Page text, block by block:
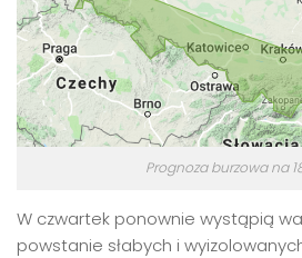
Prognoza burzowa na
W czwartek ponownie wystąpią
powstanie słabych i